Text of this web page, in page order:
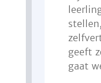
geeft
gaat